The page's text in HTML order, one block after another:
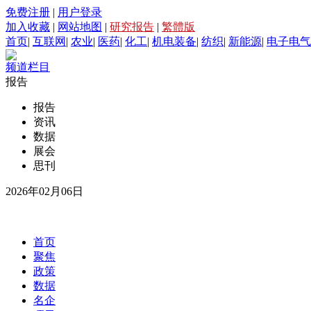
免费注册 | 用户登录
加入收藏 | 网站地图 | 研究报告 | 繁體版
首页| 互联网 | 农业| 医药| 化工| 机电装备| 纺织| 新能源| 电子电气
频道栏目
报告
报告
资讯
数据
展会
思刊
2026年02月06日
首页
聚焦
政策
数据
名企